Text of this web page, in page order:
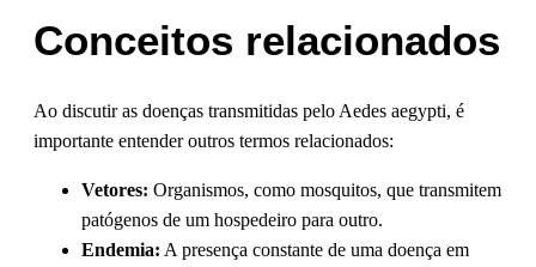
Conceitos relacionados
Ao discutir as doenças transmitidas pelo Aedes aegypti, é
importante entender outros termos relacionados:
Vetores: Organismos, como mosquitos, que transmitem
patógenos de um hospedeiro para outro.
Endemia: A presença constante de uma doença em